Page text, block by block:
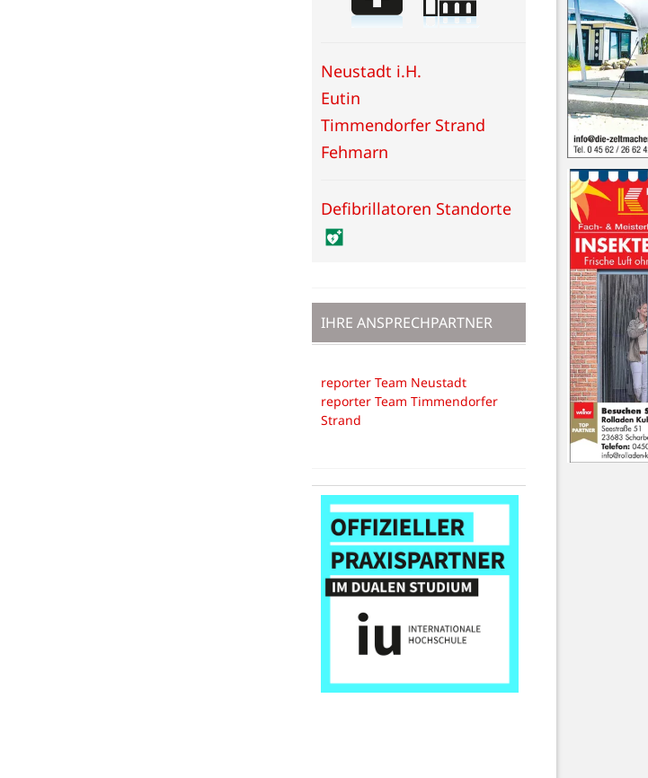
Neustadt i.H.
Eutin
Timmendorfer Strand
Fehmarn
Defibrillatoren Standorte
IHRE ANSPRECHPARTNER
reporter Team Neustadt
reporter Team Timmendorfer
Strand